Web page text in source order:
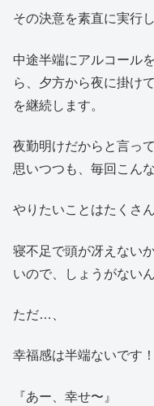
その決意を素直に実行
中途半端にアルコール
ら、夕方から夜に掛け
を継続します。
夜勤明けだからと言っ
思いつつも、毎回こん
やりたいことはたくさ
寝不足で頭が冴えない
いので、しょうがない
ただ…、
幸福感は半端ないです！
『あー、幸せ〜』